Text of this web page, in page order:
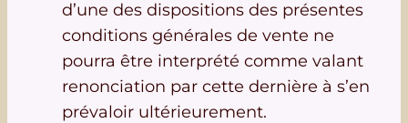
d’une des dispositions des présentes
conditions générales de vente ne
pourra être interprété comme valant
renonciation par cette dernière à s’en
prévaloir ultérieurement.